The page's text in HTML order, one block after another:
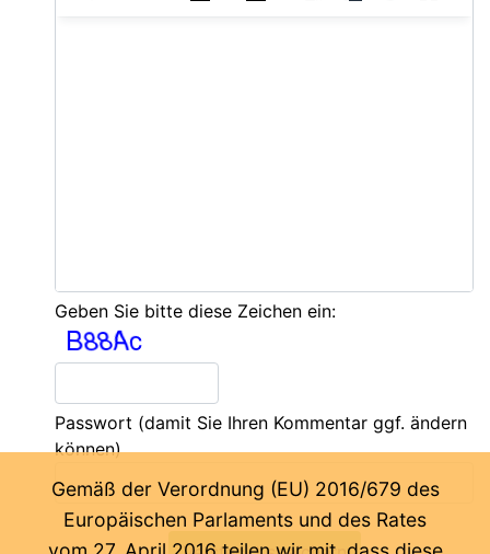
Geben Sie bitte diese Zeichen ein:
Passwort (damit Sie Ihren Kommentar ggf. ändern
können)
Gemäß der Verordnung (EU) 2016/679 des
Europäischen Parlaments und des Rates